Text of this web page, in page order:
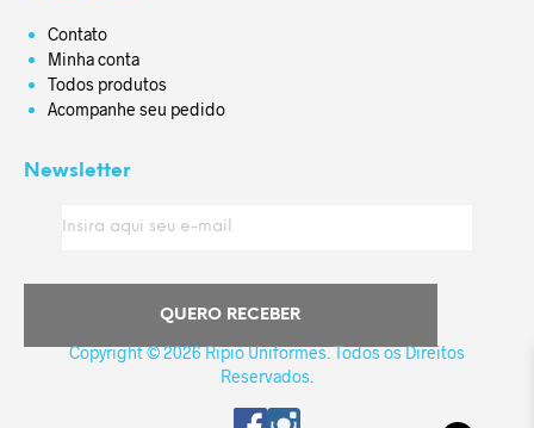
Contato
Minha conta
Todos produtos
Acompanhe seu pedido
Newsletter
Copyright © 2026 Ripio Uniformes. Todos os Direitos
Reservados.